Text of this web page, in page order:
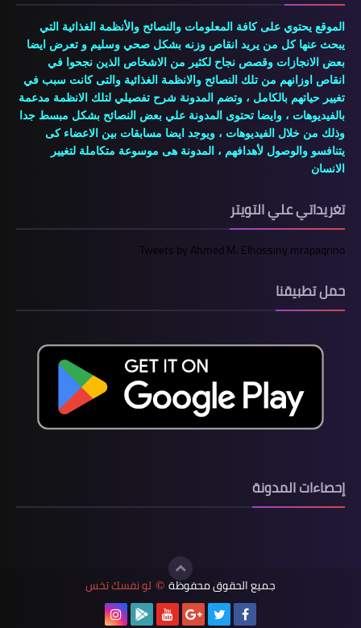
الموقع يحتوي على كافة المعلومات والنصائح والأنظمة الغذائية التي
يبحث عنها كل من يريد انقاص وزنه بشكل صحي وسليم و تعرض ايضا
بعض الانجازات وقصص نجاح لكثير من الاشخاص الذين نجحوا في
انقاص اوزانهم من تلك النصائح والانظمة الغذائية والتى كانت سبب في
تغيير حياتهم بالكامل ، وتضم المدونة شرح تفصيلي لتلك الانظمة مدعمة
بالفيديوهات ، وايضا تحتوى المدونة علي بعض النصائح بشكل مبسط جدا
وذلك من خلال الفيديوهات ، ويوجد ايضا مسابقات بين الاعضاء كى
يتنافسو والوصول لأهدافهم ، المدونة هى موسوعة متكاملة لتغيير
الانسان
تغريداتي علي التويتر
Tweets by Ahmed M. Elhossiny mrapaqrino
حمل تطبيقنا
إحصاءات المدونة
جميع الحقوق محفوظة © لو نفسك تخس